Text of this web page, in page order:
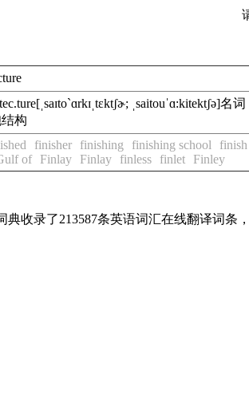
[ˌsaɪto`ɑrkɪˌtɛktʃɚ; ˌsaitouˈɑ:kitektʃə]名词
结构
finisher finishing finishing school
of
Finlay Finlay finless finlet Finley
典收录了213587条英语词汇在线翻译词